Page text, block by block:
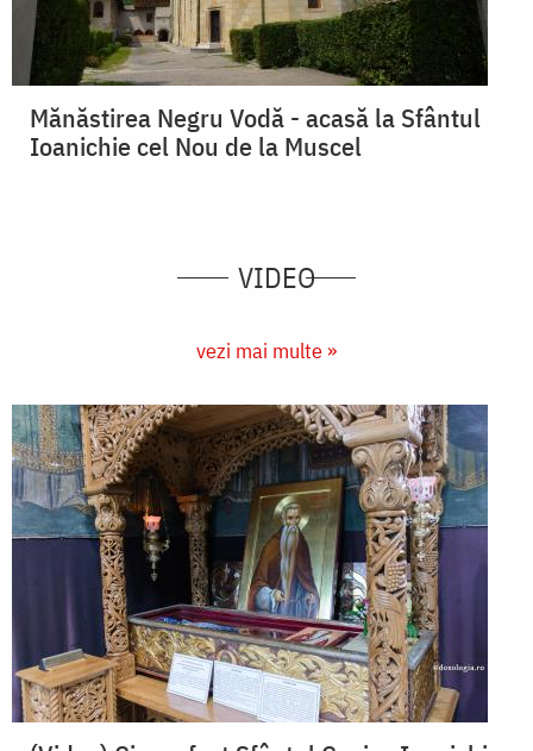
Mănăstirea Negru Vodă - acasă la Sfântul
Ioanichie cel Nou de la Muscel
VIDEO
vezi mai multe »